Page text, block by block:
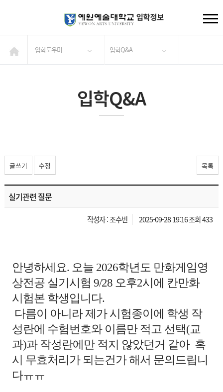
입학도우미 입학Q&A
입학Q&A
글쓰기 수정 목록
실기관련 질문
작성자 : 조수빈 2025-09-28 19:16조회 433
안녕하세요. 오늘 2026학년도 만화게임영
상전공 실기시험 9/28 오후2시에 칸만화
시험본 학생입니다.
다름이 아니라 제가 시험종이에 학생 작
성란에 수험번호와 이름만 적고 선택(교
과)과 작성란에만 적지 않았던거 같아 혹
시 무효처리가 되는건가 해서 문의드립니
다ㅠㅠ